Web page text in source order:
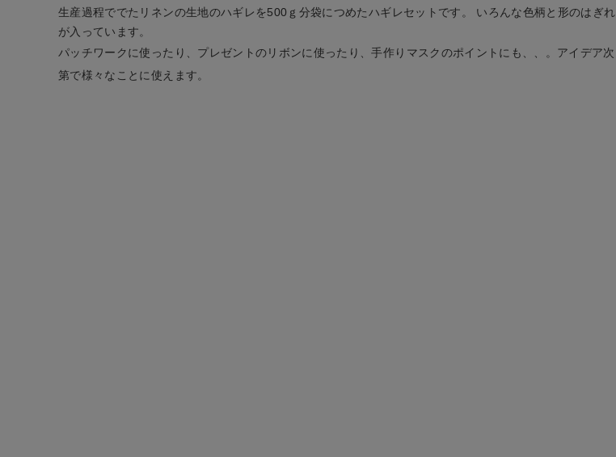
生活雑貨
食品
生産過程ででたリネンの生地のハギレを500ｇ分袋につめたハギレセットです。 いろんな色柄と形のはぎれ
が入っています。
パッチワークに使ったり、プレゼントのリボンに使ったり、手作りマスクのポイントにも、、。アイデア次
第で様々なことに使えます。